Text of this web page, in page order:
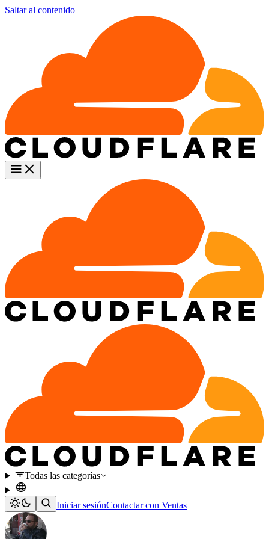
Saltar al contenido
Todas las categorías
Iniciar sesiónContactar con Ventas